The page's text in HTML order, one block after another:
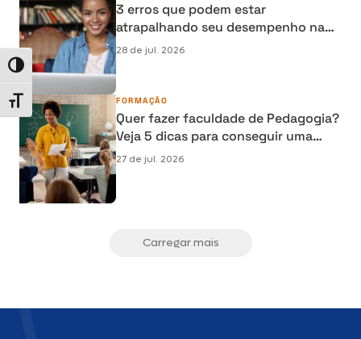
Alternar alto contraste
Alternar tamanho da fonte
3 erros que podem estar
atrapalhando seu desempenho na
Pós-graduação EAD e como evitá-
28 de jul. 2026
FORMAÇÃO
Quer fazer faculdade de Pedagogia?
Veja 5 dicas para conseguir uma
bolsa de estudos
27 de jul. 2026
Carregar mais